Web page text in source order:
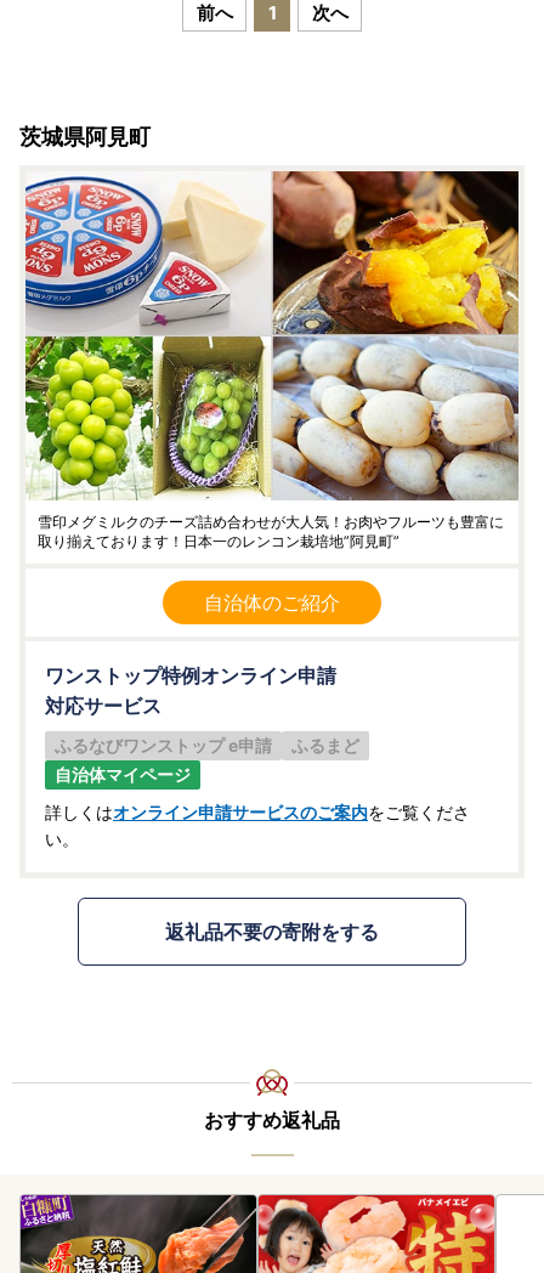
前へ 1 次へ
茨城県阿見町
雪印メグミルクのチーズ詰め合わせが大人気！お肉やフルーツも豊富に
取り揃えております！日本一のレンコン栽培地”阿見町”
自治体のご紹介
ワンストップ特例オンライン申請
対応サービス
ふるなびワンストップ e申請
ふるまど
自治体マイページ
詳しくはオンライン申請サービスのご案内をご覧くださ
い。
返礼品不要の寄附をする
おすすめ返礼品